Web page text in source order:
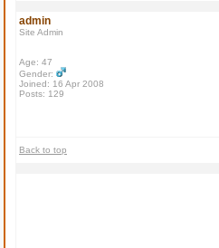
admin
Site Admin
Age: 47
Gender:
Joined: 16 Apr 2008
Posts: 129
Back to top